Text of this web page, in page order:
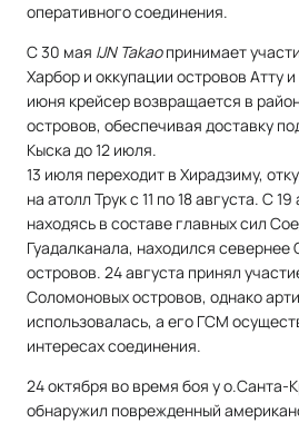
оперативного соединения.
С 30 мая IJN Takaoпринимает
Харбор и оккупации островов Атту
июня крейсер возвращается в
островов, обеспечивая доставку
Кыска до 12 июля.
13 июля переходит в Хирадзиму,
на атолл Трук с 11 по 18 августа. С
находясь в составе главных сил
Гуадалканала, находился
островов. 24 августа принял
Соломоновых островов, однако
использовалась, а его ГСМ
интересах соединения.
24 октября во время боя у о.Санта-
обнаружил поврежденный